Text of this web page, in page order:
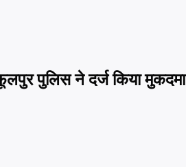
फूलपुर पुलिस ने दर्ज किया मुकदमा